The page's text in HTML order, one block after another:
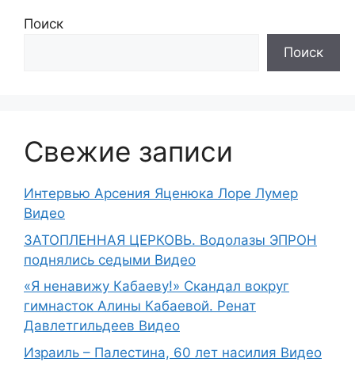
Поиск
Поиск
Свежие записи
Интервью Арсения Яценюка Лоре Лумер
Видео
ЗАТОПЛЕННАЯ ЦЕРКОВЬ. Водолазы ЭПРОН
поднялись седыми Видео
«Я ненавижу Кабаеву!» Скандал вокруг
гимнасток Алины Кабаевой. Ренат
Давлетгильдеев Видео
Израиль – Палестина, 60 лет насилия Видео